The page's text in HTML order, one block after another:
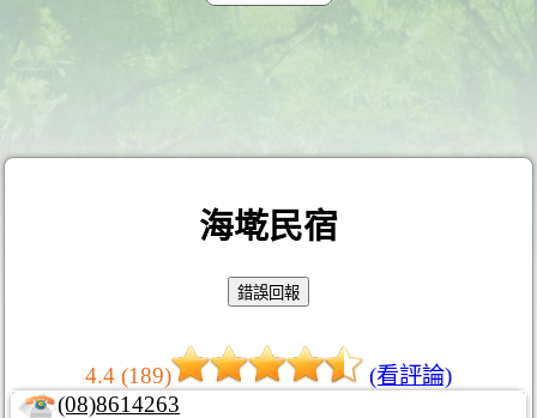
海墘民宿
4.4 (189)
(看評論)
(08)8614263